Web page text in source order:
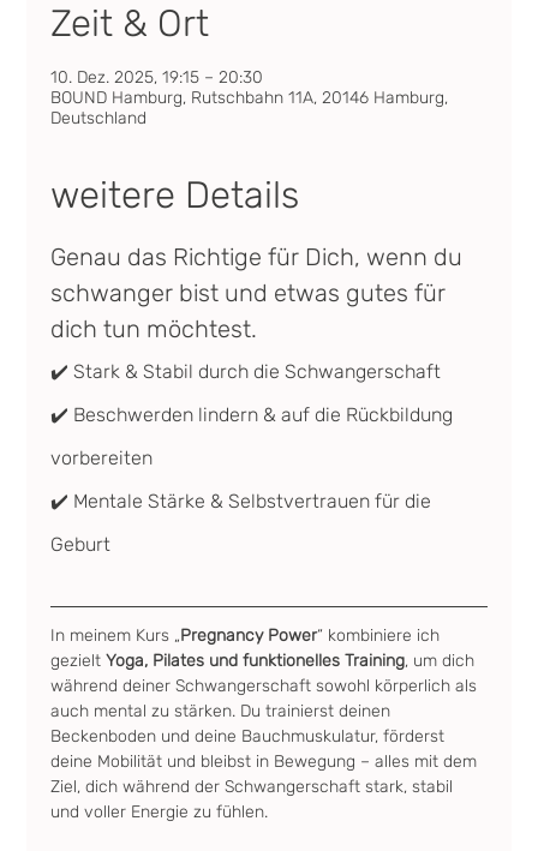
Zeit & Ort
10. Dez. 2025, 19:15 – 20:30
BOUND Hamburg, Rutschbahn 11A, 20146 Hamburg,
Deutschland
weitere Details
Genau das Richtige für Dich, wenn du
schwanger bist und etwas gutes für
dich tun möchtest.
✔️ Stark & Stabil durch die Schwangerschaft
✔️ Beschwerden lindern & auf die Rückbildung
vorbereiten
✔️ Mentale Stärke & Selbstvertrauen für die
Geburt
In meinem Kurs „Pregnancy Power“ kombiniere ich
gezielt Yoga, Pilates und funktionelles Training, um dich
während deiner Schwangerschaft sowohl körperlich als
auch mental zu stärken. Du trainierst deinen
Beckenboden und deine Bauchmuskulatur, förderst
deine Mobilität und bleibst in Bewegung – alles mit dem
Ziel, dich während der Schwangerschaft stark, stabil
und voller Energie zu fühlen.